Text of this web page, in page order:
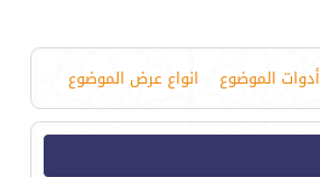
أدوات الموضوع انواع عرض الموضوع